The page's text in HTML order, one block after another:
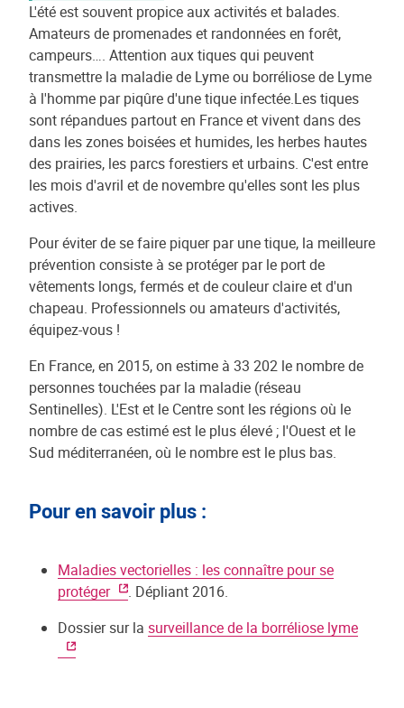
L'été est souvent propice aux activités et balades.
Amateurs de promenades et randonnées en forêt,
campeurs…. Attention aux tiques qui peuvent
transmettre la maladie de Lyme ou borréliose de Lyme
à l'homme par piqûre d'une tique infectée.Les tiques
sont répandues partout en France et vivent dans des
dans les zones boisées et humides, les herbes hautes
des prairies, les parcs forestiers et urbains. C'est entre
les mois d'avril et de novembre qu'elles sont les plus
actives.
Pour éviter de se faire piquer par une tique, la meilleure
prévention consiste à se protéger par le port de
vêtements longs, fermés et de couleur claire et d'un
chapeau. Professionnels ou amateurs d'activités,
équipez-vous !
En France, en 2015, on estime à 33 202 le nombre de
personnes touchées par la maladie (réseau
Sentinelles). L'Est et le Centre sont les régions où le
nombre de cas estimé est le plus élevé ; l'Ouest et le
Sud méditerranéen, où le nombre est le plus bas.
Pour en savoir plus :
Maladies vectorielles : les connaître pour se
protéger
. Dépliant 2016.
Dossier sur la surveillance de la borréliose lyme